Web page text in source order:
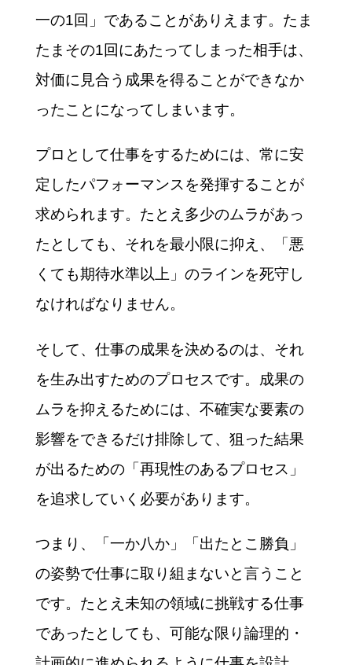
一の1回」であることがありえます。たま
たまその1回にあたってしまった相手は、
対価に見合う成果を得ることができなか
ったことになってしまいます。
プロとして仕事をするためには、常に安
定したパフォーマンスを発揮することが
求められます。たとえ多少のムラがあっ
たとしても、それを最小限に抑え、「悪
くても期待水準以上」のラインを死守し
なければなりません。
そして、仕事の成果を決めるのは、それ
を生み出すためのプロセスです。成果の
ムラを抑えるためには、不確実な要素の
影響をできるだけ排除して、狙った結果
が出るための「再現性のあるプロセス」
を追求していく必要があります。
つまり、「一か八か」「出たとこ勝負」
の姿勢で仕事に取り組まないと言うこと
です。たとえ未知の領域に挑戦する仕事
であったとしても、可能な限り論理的・